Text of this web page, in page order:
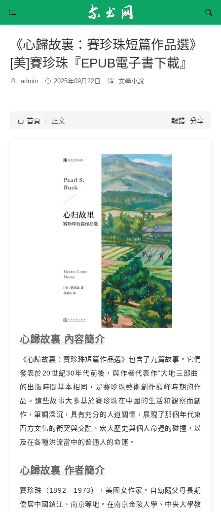


《心歸故裏：賽珍珠短篇作品選》
[美]賽珍珠『EPUB電子書下載』

博
admin  發
2025年09月22日 
分
文學小說
 首頁 正文 報錯 分享
心歸故裏 內容簡介
《心歸故裏：賽珍珠短篇作品選》包含了九篇故事。它們
發表於20世紀30年代前後，與作者代表作“大地三部曲”
的出版時間基本相同，是賽珍珠藝術創作巔峰時期的作
品。這些故事大多基於賽珍珠在中國的生活和觀察而創
作，筆調深沉，具有充分的人道關懷，展現了那個年代東
西方文化的衝突與交融、宏大歷史與個人命運的碰撞，以
及在各種洪流當中的普通人的命運。
心歸故裏 作者簡介
賽珍珠（1892—1973），美國女作家。自幼隨父母長期
僑居中國鎮江、南京等地。在南京金陵大學、中央大學教